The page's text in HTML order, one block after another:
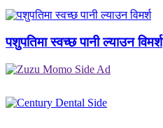
पशुपतिमा स्वच्छ पानी ल्याउन विमर्श